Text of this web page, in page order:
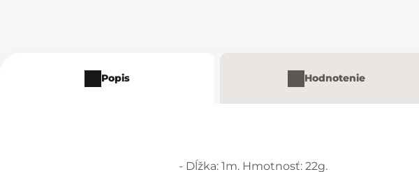
Popis Hodnotenie
- Dĺžka: 1m. Hmotnosť: 22g.